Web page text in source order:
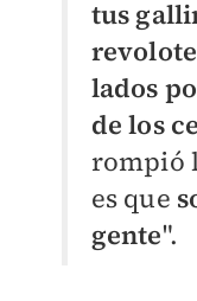
tus
lados
de los
rompió
es que
gente".